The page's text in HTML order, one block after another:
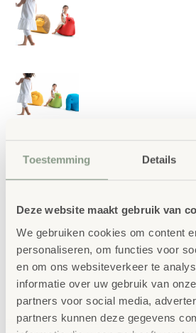
Toestemming Details
Deze website maakt gebruik van
We gebruiken cookies om content
personaliseren, om functies voor
en om ons websiteverkeer te
informatie over uw gebruik van
partners voor social media,
partners kunnen deze gegevens